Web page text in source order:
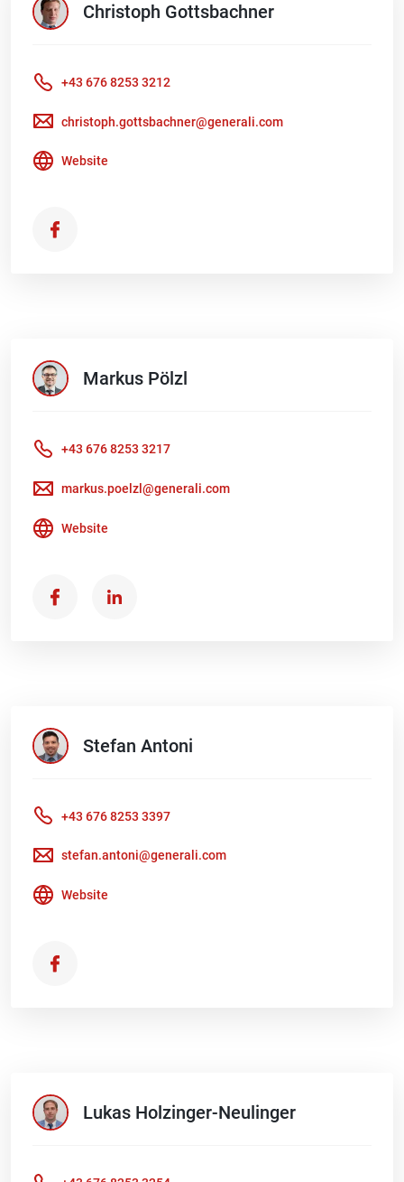
Christoph Gottsbachner
+43 676 8253 3212
christoph.gottsbachner@generali.com
Website
Markus Pölzl
+43 676 8253 3217
markus.poelzl@generali.com
Website
Stefan Antoni
+43 676 8253 3397
stefan.antoni@generali.com
Website
Lukas Holzinger-Neulinger